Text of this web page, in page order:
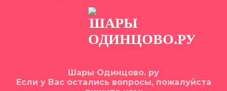
Шары Одинцово. ру
Если у Вас остались вопросы, пожалуйста